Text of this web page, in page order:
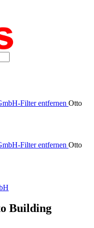
Filter entfernen Otto
Filter entfernen Otto
Building